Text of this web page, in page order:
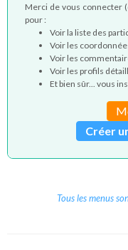
Merci de vous connecter
pour :
Voir la liste des
Voir les
Voir les
Voir les profils
Et bien sûr... vous
Créer
Tous les menus